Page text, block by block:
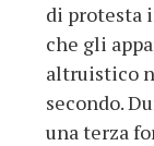
di protesta
che gli
altruistico
secondo.
una terza